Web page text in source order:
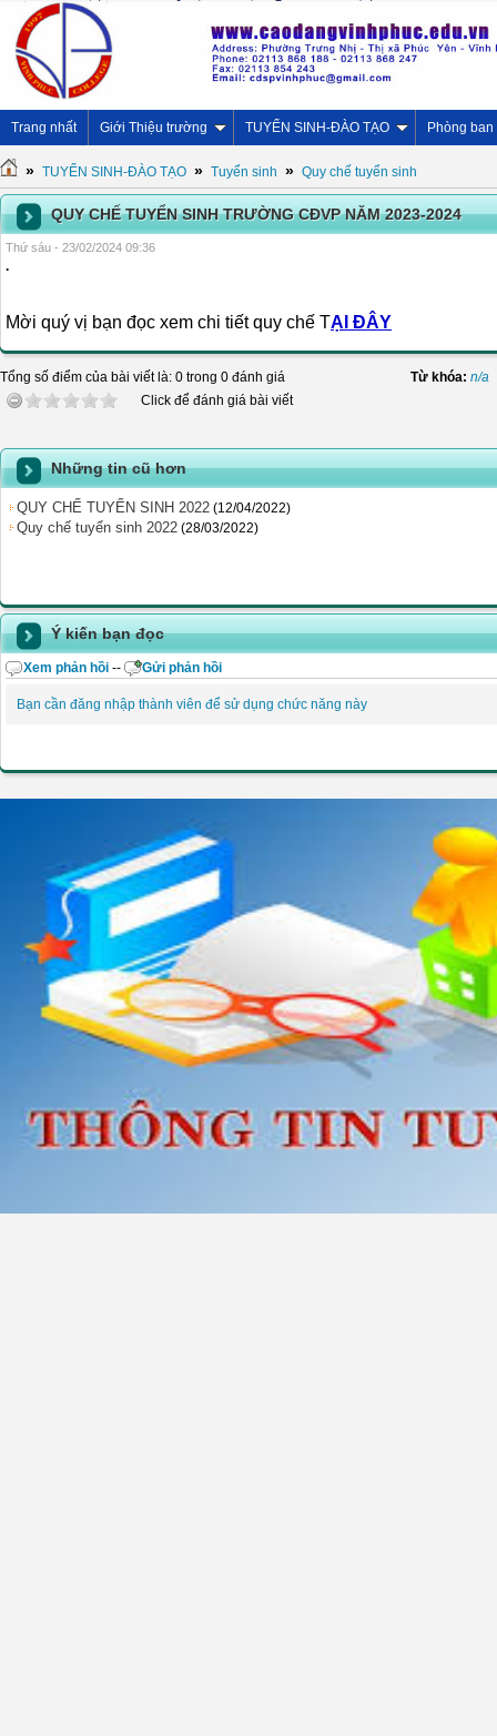
Trang nhất Giới Thiệu trường TUYỂN SINH-ĐÀO TẠO Phòng ban
» TUYỂN SINH-ĐÀO TẠO » Tuyển sinh » Quy chế tuyển sinh
QUY CHẾ TUYỂN SINH TRƯỜNG CĐVP NĂM 2023-2024
Thứ sáu - 23/02/2024 09:36
.
Mời quý vị bạn đọc xem chi tiết quy chế TẠI ĐÂY
Tổng số điểm của bài viết là: 0 trong 0 đánh giá
Click để đánh giá bài viết
Từ khóa: n/a
Những tin cũ hơn
QUY CHẾ TUYỂN SINH 2022 (12/04/2022)
Quy chế tuyển sinh 2022 (28/03/2022)
Ý kiến bạn đọc
Xem phản hồi -- Gửi phản hồi
Bạn cần đăng nhập thành viên để sử dụng chức năng này